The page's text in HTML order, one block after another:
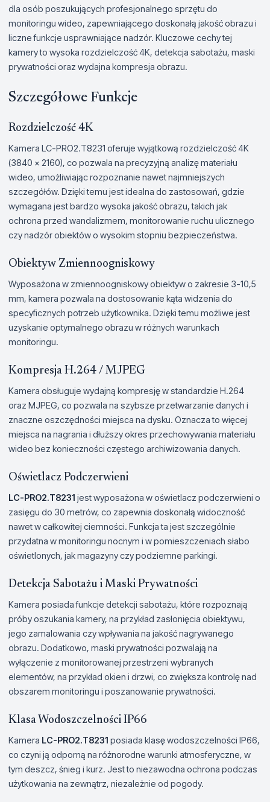
dla osób poszukujących profesjonalnego sprzętu do
monitoringu wideo, zapewniającego doskonałą jakość obrazu i
liczne funkcje usprawniające nadzór. Kluczowe cechy tej
kamery to wysoka rozdzielczość 4K, detekcja sabotażu, maski
prywatności oraz wydajna kompresja obrazu.
Szczegółowe Funkcje
Rozdzielczość 4K
Kamera LC-PRO2.T8231 oferuje wyjątkową rozdzielczość 4K
(3840 x 2160), co pozwala na precyzyjną analizę materiału
wideo, umożliwiając rozpoznanie nawet najmniejszych
szczegółów. Dzięki temu jest idealna do zastosowań, gdzie
wymagana jest bardzo wysoka jakość obrazu, takich jak
ochrona przed wandalizmem, monitorowanie ruchu ulicznego
czy nadzór obiektów o wysokim stopniu bezpieczeństwa.
Obiektyw Zmiennoogniskowy
Wyposażona w zmiennoogniskowy obiektyw o zakresie 3-10,5
mm, kamera pozwala na dostosowanie kąta widzenia do
specyficznych potrzeb użytkownika. Dzięki temu możliwe jest
uzyskanie optymalnego obrazu w różnych warunkach
monitoringu.
Kompresja H.264 / MJPEG
Kamera obsługuje wydajną kompresję w standardzie H.264
oraz MJPEG, co pozwala na szybsze przetwarzanie danych i
znaczne oszczędności miejsca na dysku. Oznacza to więcej
miejsca na nagrania i dłuższy okres przechowywania materiału
wideo bez konieczności częstego archiwizowania danych.
Oświetlacz Podczerwieni
LC-PRO2.T8231 jest wyposażona w oświetlacz podczerwieni o
zasięgu do 30 metrów, co zapewnia doskonałą widoczność
nawet w całkowitej ciemności. Funkcja ta jest szczególnie
przydatna w monitoringu nocnym i w pomieszczeniach słabo
oświetlonych, jak magazyny czy podziemne parkingi.
Detekcja Sabotażu i Maski Prywatności
Kamera posiada funkcje detekcji sabotażu, które rozpoznają
próby oszukania kamery, na przykład zasłonięcia obiektywu,
jego zamalowania czy wpływania na jakość nagrywanego
obrazu. Dodatkowo, maski prywatności pozwalają na
wyłączenie z monitorowanej przestrzeni wybranych
elementów, na przykład okien i drzwi, co zwiększa kontrolę nad
obszarem monitoringu i poszanowanie prywatności.
Klasa Wodoszczelności IP66
Kamera LC-PRO2.T8231 posiada klasę wodoszczelności IP66,
co czyni ją odporną na różnorodne warunki atmosferyczne, w
tym deszcz, śnieg i kurz. Jest to niezawodna ochrona podczas
użytkowania na zewnątrz, niezależnie od pogody.